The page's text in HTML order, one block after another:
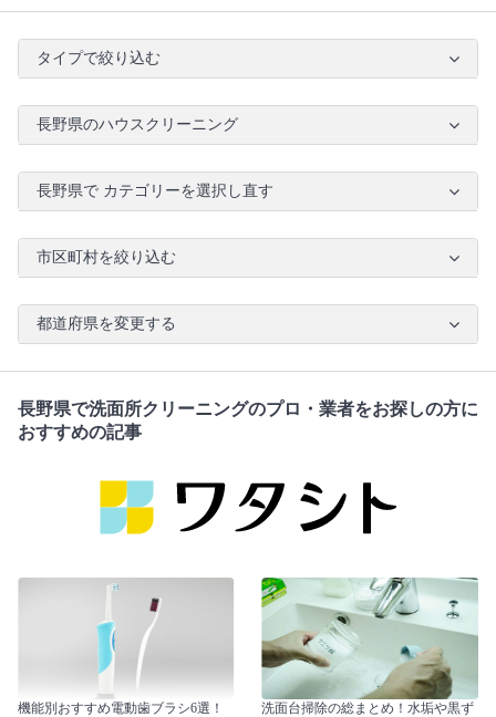
タイプで絞り込む
長野県のハウスクリーニング
長野県で カテゴリーを選択し直す
市区町村を絞り込む
都道府県を変更する
長野県で洗面所クリーニングのプロ・業者をお探しの方に
おすすめの記事
機能別おすすめ電動歯ブラシ6選！
洗面台掃除の総まとめ！水垢や黒ず